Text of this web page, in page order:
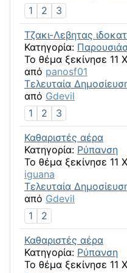
1
2
3
Τζακι-Λεβητας
Κατηγορία:
Το θέμα ξεκίνησε 11
από panosf01
Τελευταία
από Gdevil
1
2
3
Καθαριστές αέρα
Κατηγορία: Ρύπανση
Το θέμα ξεκίνησε 11
iguana
Τελευταία
από Gdevil
1
2
Καθαριστές αέρα
Κατηγορία: Ρύπανση
Το θέμα ξεκίνησε 11